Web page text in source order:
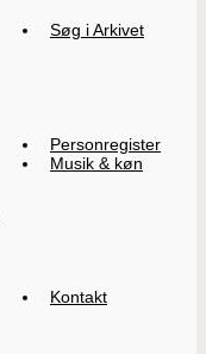
Søg i Arkivet
Personregister
Musik & køn
Kontakt